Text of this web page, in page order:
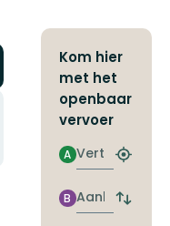
Kom hier
met het
openbaar
vervoer
Vertrek
A
Zoek
halte
Aankomst
B
Wissel